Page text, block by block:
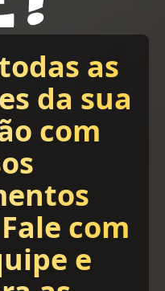
as
da sua
com
com
e